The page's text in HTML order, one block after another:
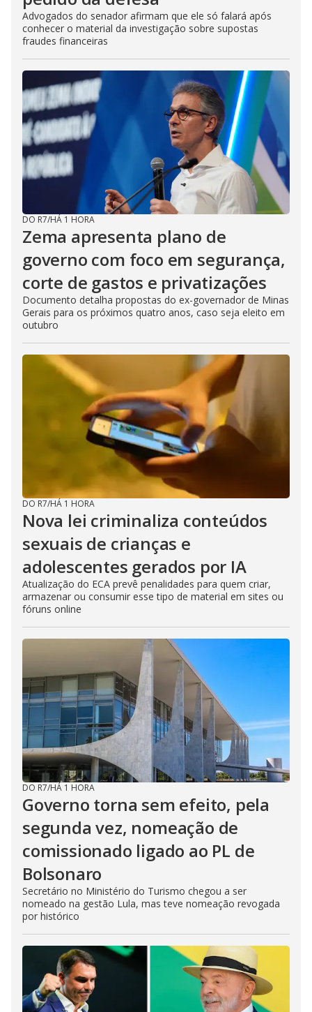
Advogados do senador afirmam que ele só falará após
conhecer o material da investigação sobre supostas
fraudes financeiras
DO R7/HÁ 1 HORA
Zema apresenta plano de
governo com foco em segurança,
corte de gastos e privatizações
Documento detalha propostas do ex-governador de Minas
Gerais para os próximos quatro anos, caso seja eleito em
outubro
DO R7/HÁ 1 HORA
Nova lei criminaliza conteúdos
sexuais de crianças e
adolescentes gerados por IA
Atualização do ECA prevê penalidades para quem criar,
armazenar ou consumir esse tipo de material em sites ou
fóruns online
DO R7/HÁ 1 HORA
Governo torna sem efeito, pela
segunda vez, nomeação de
comissionado ligado ao PL de
Bolsonaro
Secretário no Ministério do Turismo chegou a ser
nomeado na gestão Lula, mas teve nomeação revogada
por histórico